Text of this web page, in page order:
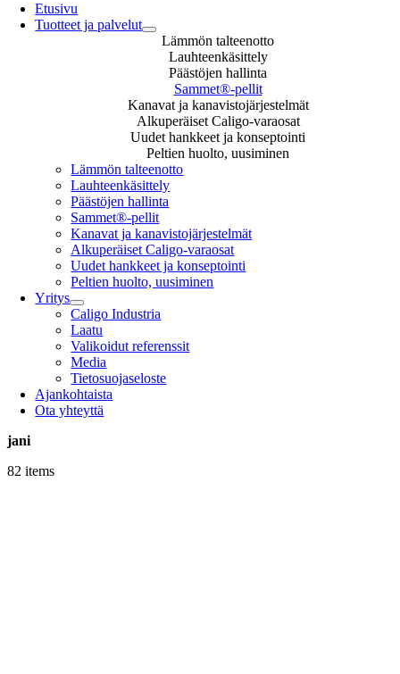
Etusivu
Tuotteet ja palvelut
Lämmön talteenotto
Lauhteenkäsittely
Päästöjen hallinta
Sammet®-pellit
Kanavat ja kanavistojärjestelmät
Alkuperäiset Caligo-varaosat
Uudet hankkeet ja konseptointi
Peltien huolto, uusiminen
Lämmön talteenotto
Lauhteenkäsittely
Päästöjen hallinta
Sammet®-pellit
Kanavat ja kanavistojärjestelmät
Alkuperäiset Caligo-varaosat
Uudet hankkeet ja konseptointi
Peltien huolto, uusiminen
Yritys
Caligo Industria
Laatu
Valikoidut referenssit
Media
Tietosuojaseloste
Ajankohtaista
Ota yhteyttä
jani
82 items